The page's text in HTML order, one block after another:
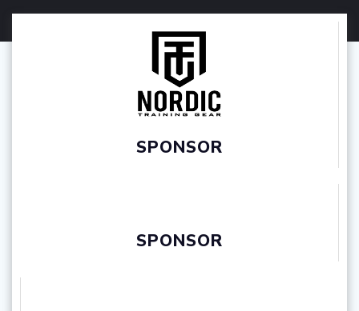
SPONSOR
SPONSOR